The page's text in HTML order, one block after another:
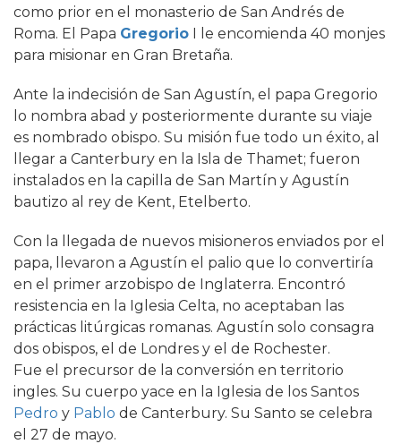
como prior en el monasterio de San Andrés de
Roma. El Papa Gregorio I le encomienda 40 monjes
para misionar en Gran Bretaña.
Ante la indecisión de San Agustín, el papa Gregorio
lo nombra abad y posteriormente durante su viaje
es nombrado obispo. Su misión fue todo un éxito, al
llegar a Canterbury en la Isla de Thamet; fueron
instalados en la capilla de San Martín y Agustín
bautizo al rey de Kent, Etelberto.
Con la llegada de nuevos misioneros enviados por el
papa, llevaron a Agustín el palio que lo convertiría
en el primer arzobispo de Inglaterra. Encontró
resistencia en la Iglesia Celta, no aceptaban las
prácticas litúrgicas romanas. Agustín solo consagra
dos obispos, el de Londres y el de Rochester.
Fue el precursor de la conversión en territorio
ingles. Su cuerpo yace en la Iglesia de los Santos
Pedro y Pablo de Canterbury. Su Santo se celebra
el 27 de mayo.